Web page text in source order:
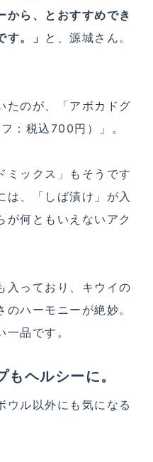
から、とおすすめでき
。」 と、源城さん。
たのが、「アボカドグ
：税込700円）」。
ミックス」もそうです
は、「しば漬け」が入
が何ともいえないアク
入っており、キウイの
ハーモニーが絶妙。
品です。
ヘルシーに。
ウル以外にも気になる